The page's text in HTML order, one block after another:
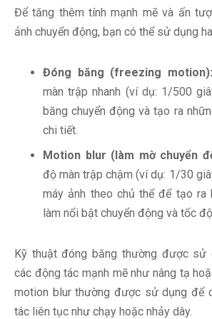
Để tăng thêm tính mạnh mẽ và ấn
ảnh chuyển động, bạn có thể sử dụng
Đóng băng (freezing motion):
màn trập nhanh (ví dụ: 1/500
băng chuyển động và tạo ra
chi tiết.
Motion blur (làm mờ chuyển
độ màn trập chậm (ví dụ: 1/30
máy ảnh theo chủ thể để tạo ra
làm nổi bật chuyển động và tốc
Kỹ thuật đóng băng thường được sử
các động tác mạnh mẽ như nâng tạ
motion blur thường được sử dụng để
tác liên tục như chạy hoặc nhảy dây.